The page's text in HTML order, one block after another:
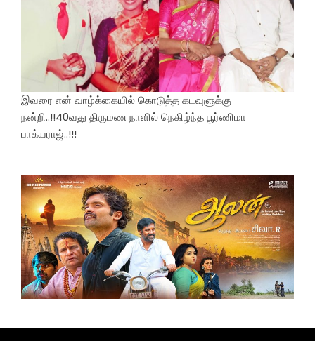
இவரை என் வாழ்க்கையில் கொடுத்த கடவுளுக்கு
நன்றி..!!40வது திருமண நாளில் நெகிழ்ந்த பூர்ணிமா
பாக்யராஜ்..!!!